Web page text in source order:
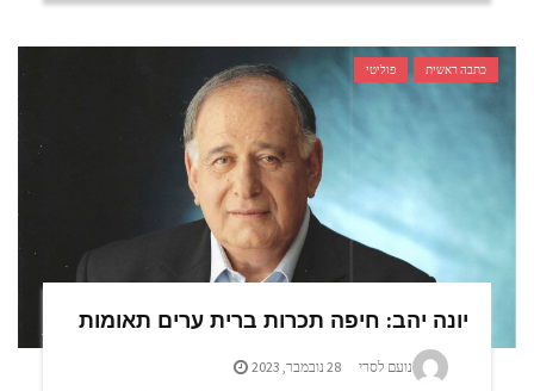
כתבה ראשית פוליטי
יונה יהב: חיפה תכרות ברית ערים תאומות
נועם לסרי 28 נובמבר, 2023